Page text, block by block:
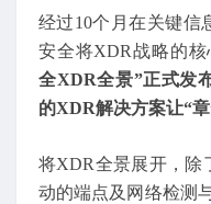
经过10个月在关键信
安全将XDR战略的
全XDR全景”正式发
的XDR解决方案让“
将XDR全景展开，除
动的端点及网络检测